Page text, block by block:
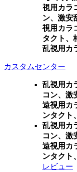
視用カラ
ン、激安
視用カラ
タクト、
乱視用カ
カスタムセンター
乱視用カ
コン、激
遠視用カ
ンタクト
乱視用カ
コン、激
遠視用カ
ンタクト
レビュー